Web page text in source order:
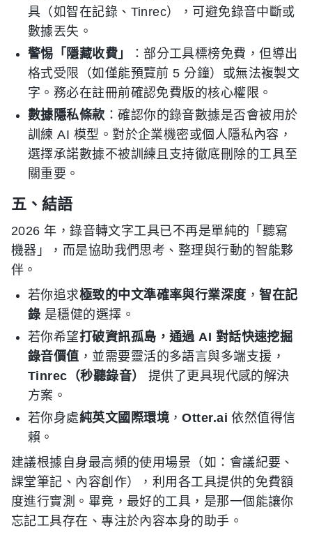
具（如智在記錄、Tinrec），可避免錄音中斷或
數據丟失。
警惕「隱藏收費」
：部分工具標榜免費，但導出
格式受限（如僅能預覽前 5 分鐘）或無法複製文
字。務必在註冊前確認免費版的核心權限。
數據隱私條款 ：確認你的錄音數據是否會被用於
訓練 AI 模型。對於企業機密或個人隱私內容，
選擇承諾數據不被訓練且支持徹底刪除的工具至
關重要。
五、結語
2026 年，錄音轉文字工具已不再是單純的「聽寫
機器」，而是協助我們思考、整理與行動的智能夥
伴。
若你追求極致的中文準確率與行業深度 ，智在記
錄 是穩健的選擇。
若你希望打破資訊孤島，通過 AI 對話快速挖掘
錄音價值 ，並需要靈活的多語言與多端支援，
Tinrec（秒聽錄音）
提供了更具現代感的解決
方案。
若你身處純英文國際環境，Otter.ai 依然值得信
賴。
建議根據自身最高頻的使用場景（如：會議紀要、
課堂筆記、內容創作），利用各工具提供的免費額
度進行實測。畢竟，最好的工具，是那一個能讓你
忘記工具存在、專注於內容本身的助手。